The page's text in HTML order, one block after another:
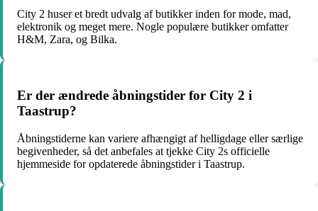
City 2 huser et bredt udvalg af butikker inden for mode, mad,
elektronik og meget mere. Nogle populære butikker omfatter
H&M, Zara, og Bilka.
Er der ændrede åbningstider for City 2 i
Taastrup?
Åbningstiderne kan variere afhængigt af helligdage eller særlige
begivenheder, så det anbefales at tjekke City 2s officielle
hjemmeside for opdaterede åbningstider i Taastrup.